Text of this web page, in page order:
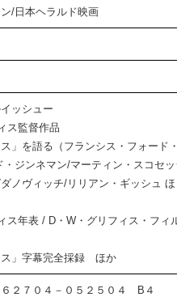
/日本ヘラルド映画
ッシュー
ス監督作品
ス」を語る（フランシス・フォード
・ジンネマン/マーティン・スコセ
ノヴィッチ/リリアン・ギッシュ ほ
ス年表 / D・W・グリフィス・フィ
ス」字幕完全採録 ほか
２７０４－０５２５０４ B４